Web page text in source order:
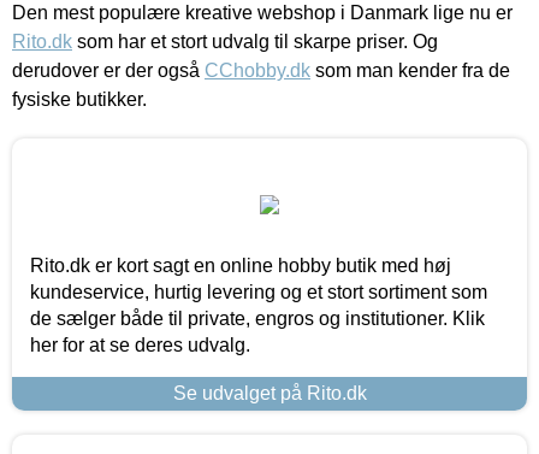
Den mest populære kreative webshop i Danmark lige nu er
Rito.dk som har et stort udvalg til skarpe priser. Og
derudover er der også CChobby.dk som man kender fra de
fysiske butikker.
Rito.dk er kort sagt en online hobby butik med høj
kundeservice, hurtig levering og et stort sortiment som
de sælger både til private, engros og institutioner. Klik
her for at se deres udvalg.
Se udvalget på Rito.dk